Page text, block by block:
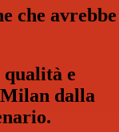
che avrebbe
e
dalla